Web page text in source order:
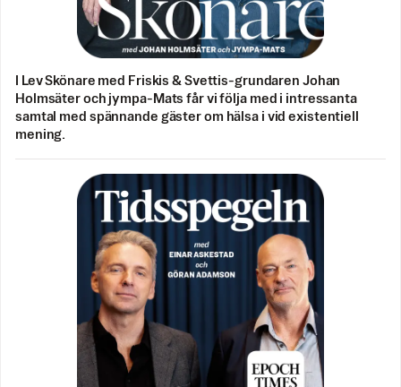
I Lev Skönare med Friskis & Svettis-grundaren Johan
Holmsäter och jympa-Mats får vi följa med i intressanta
samtal med spännande gäster om hälsa i vid existentiell
mening.